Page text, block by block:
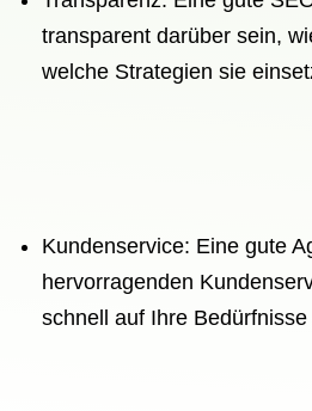
transparent darüber sein,
welche Strategien sie
Kundenservice: Eine gute
hervorragenden
schnell auf Ihre